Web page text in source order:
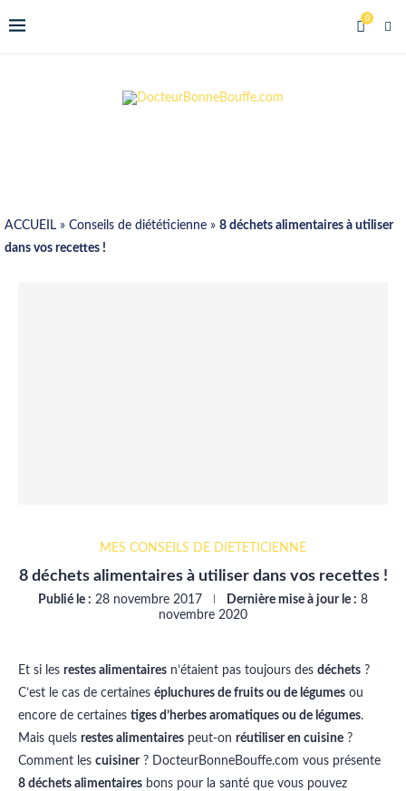
0
ACCUEIL » Conseils de diététicienne » 8 déchets alimentaires à utiliser
dans vos recettes !
MES CONSEILS DE DIÉTÉTICIENNE
8 déchets alimentaires à utiliser dans vos recettes !
Publié le : 28 novembre 2017 Dernière mise à jour le : 8
novembre 2020
Et si les restes alimentaires n’étaient pas toujours des déchets ?
C’est le cas de certaines épluchures de fruits ou de légumes ou
encore de certaines tiges d’herbes aromatiques ou de légumes.
Mais quels restes alimentaires peut-on réutiliser en cuisine ?
Comment les cuisiner? DocteurBonneBouffe.com vous présente
8 déchets alimentaires bons pour la santé que vous pouvez